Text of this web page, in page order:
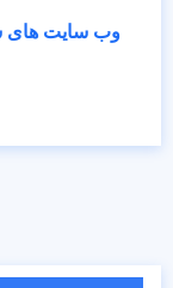
وب سایت